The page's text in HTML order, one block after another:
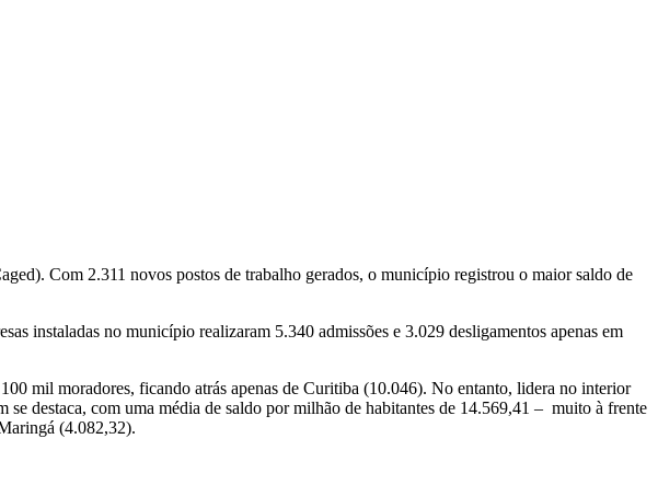
Com 2.311 novos postos de trabalho gerados, o município registrou o maior saldo de
instaladas no município realizaram 5.340 admissões e 3.029 desligamentos apenas em
mil moradores, ficando atrás apenas de Curitiba (10.046). No entanto, lidera no interior
destaca, com uma média de saldo por milhão de habitantes de 14.569,41 – muito à frente
(4.082,32).